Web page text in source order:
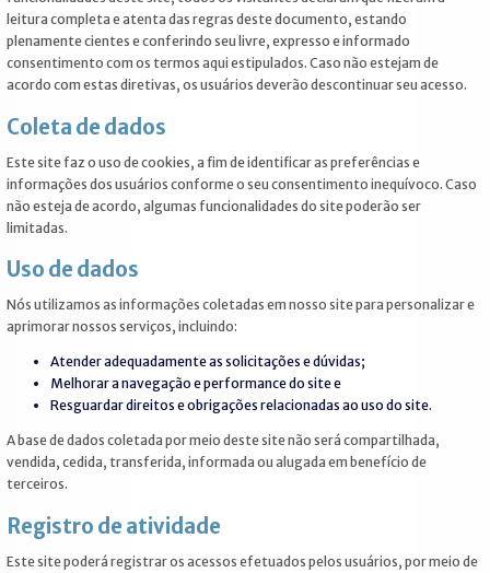
leitura completa e atenta das regras deste documento, estando
plenamente cientes e conferindo seu livre, expresso e informado
consentimento com os termos aqui estipulados. Caso não estejam de
acordo com estas diretivas, os usuários deverão descontinuar seu acesso.
Coleta de dados
Este site faz o uso de cookies, a fim de identificar as preferências e
informações dos usuários conforme o seu consentimento inequívoco. Caso
não esteja de acordo, algumas funcionalidades do site poderão ser
limitadas.
Uso de dados
Nós utilizamos as informações coletadas em nosso site para personalizar e
aprimorar nossos serviços, incluindo:
Atender adequadamente as solicitações e dúvidas;
Melhorar a navegação e performance do site e
Resguardar direitos e obrigações relacionadas ao uso do site.
A base de dados coletada por meio deste site não será compartilhada,
vendida, cedida, transferida, informada ou alugada em benefício de
terceiros.
Registro de atividade
Este site poderá registrar os acessos efetuados pelos usuários, por meio de